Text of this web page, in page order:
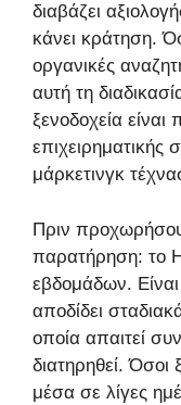
διαβάζει
κάνει κράτηση.
οργανικές
αυτή τη
ξενοδοχεία
επιχειρηματικής
μάρκετινγκ
Πριν
παρατήρηση: το
εβδομάδων.
αποδίδει
οποία απαιτεί
διατηρηθεί. Όσοι
μέσα σε λίγες